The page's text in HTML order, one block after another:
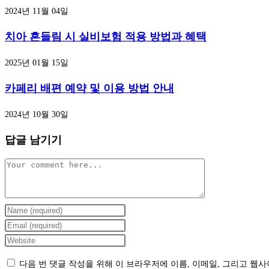
2024년 11월 04일
치아 흔들림 시 실비보험 적용 방법과 혜택
2025년 01월 15일
카페리 배편 예약 및 이용 방법 안내
2024년 10월 30일
답글 남기기
Comment
Enter
your
name
Enter
your
Enter
다음 번 댓글 작성을 위해 이 브라우저에 이름, 이메일, 그리고 웹